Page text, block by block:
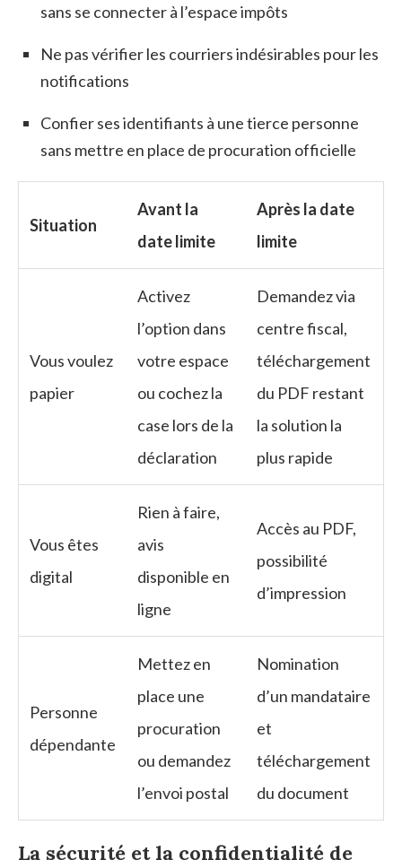
sans se connecter à l’espace impôts
Ne pas vérifier les courriers indésirables pour les
notifications
Confier ses identifiants à une tierce personne
sans mettre en place de procuration officielle
Situation
Avant la
date limite
Après la date
limite
Vous voulez
papier
Activez
l’option dans
votre espace
ou cochez la
case lors de la
déclaration
Demandez via
centre fiscal,
téléchargement
du PDF restant
la solution la
plus rapide
Vous êtes
digital
Rien à faire,
avis
disponible en
ligne
Accès au PDF,
possibilité
d’impression
Personne
dépendante
Mettez en
place une
procuration
ou demandez
l’envoi postal
Nomination
d’un mandataire
et
téléchargement
du document
La sécurité et la confidentialité de